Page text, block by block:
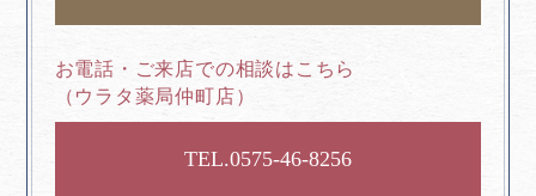
お電話・ご来店での相談はこちら
（ウラタ薬局仲町店）
0575-46-8256